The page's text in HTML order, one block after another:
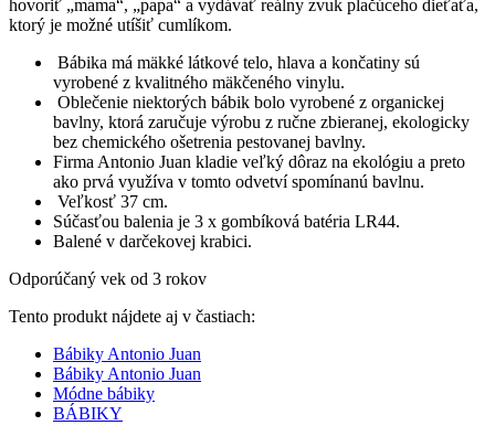
hovoriť „mama“, „papa“ a vydávať reálny zvuk plačúceho dieťaťa,
ktorý je možné utíšiť cumlíkom.
Bábika má mäkké látkové telo, hlava a končatiny sú
vyrobené z kvalitného mäkčeného vinylu.
Oblečenie niektorých bábik bolo vyrobené z organickej
bavlny, ktorá zaručuje výrobu z ručne zbieranej, ekologicky
bez chemického ošetrenia pestovanej bavlny.
Firma Antonio Juan kladie veľký dôraz na ekológiu a preto
ako prvá využíva v tomto odvetví spomínanú bavlnu.
Veľkosť 37 cm.
Súčasťou balenia je 3 x gombíková batéria LR44.
Balené v darčekovej krabici.
Odporúčaný vek od 3 rokov
Tento produkt nájdete aj v častiach:
Bábiky Antonio Juan
Bábiky Antonio Juan
Módne bábiky
BÁBIKY